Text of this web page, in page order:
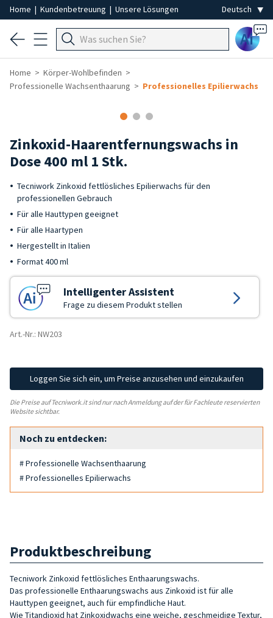
Home | Kundenbetreuung | Unsere Lösungen
Ai
Home
Körper-Wohlbefinden
Professionelle Wachsenthaarung
Professionelles Epilierwachs
Zinkoxid-Haarentfernungswachs in
Dose 400 ml 1 Stk.
Tecniwork Zinkoxid fettlösliches Epilierwachs für den
professionellen Gebrauch
Für alle Hauttypen geeignet
Für alle Haartypen
Hergestellt in Italien
Format 400 ml
Intelligenter Assistent
Frage zu diesem Produkt stellen
Art.-Nr.: NW203
Loggen Sie sich ein, um Preise anzusehen und einzukaufen
Die Preise auf Tecniwork.it sind nur nach Anmeldung auf der für Fachleute reservierten
Website sichtbar.
Noch zu entdecken:
# Professionelle Wachsenthaarung
# Professionelles Epilierwachs
Produktbeschreibung
Tecniwork Zinkoxid fettlösliches Enthaarungswachs.
Das professionelle Enthaarungswachs aus Zinkoxid ist für alle
Hauttypen geeignet, auch für empfindliche Haut.
Wie Titandioxid hat Zinkoxidwachs eine weiche, geschmeidige Textur,